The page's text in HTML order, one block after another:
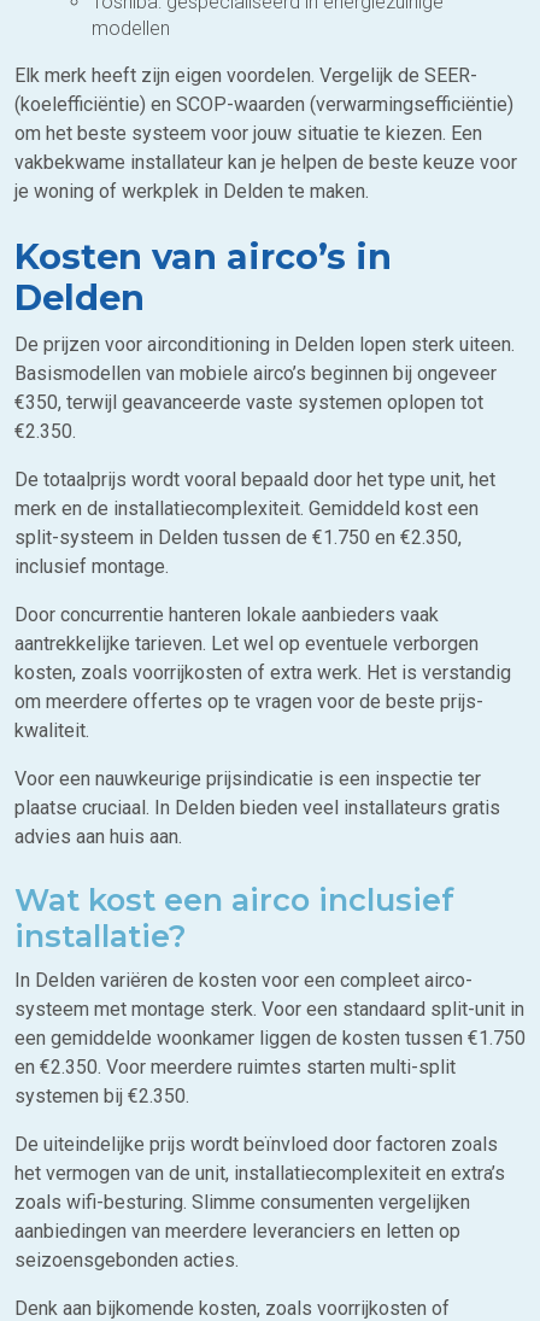
modellen
Elk merk heeft zijn eigen voordelen. Vergelijk de SEER-
(koelefficiëntie) en SCOP-waarden (verwarmingsefficiëntie)
om het beste systeem voor jouw situatie te kiezen. Een
vakbekwame installateur kan je helpen de beste keuze voor
je woning of werkplek in Delden te maken.
Kosten van airco’s in
Delden
De prijzen voor airconditioning in Delden lopen sterk uiteen.
Basismodellen van mobiele airco’s beginnen bij ongeveer
€350, terwijl geavanceerde vaste systemen oplopen tot
€2.350.
De totaalprijs wordt vooral bepaald door het type unit, het
merk en de installatiecomplexiteit. Gemiddeld kost een
split-systeem in Delden tussen de €1.750 en €2.350,
inclusief montage.
Door concurrentie hanteren lokale aanbieders vaak
aantrekkelijke tarieven. Let wel op eventuele verborgen
kosten, zoals voorrijkosten of extra werk. Het is verstandig
om meerdere offertes op te vragen voor de beste prijs-
kwaliteit.
Voor een nauwkeurige prijsindicatie is een inspectie ter
plaatse cruciaal. In Delden bieden veel installateurs gratis
advies aan huis aan.
Wat kost een airco inclusief
installatie?
In Delden variëren de kosten voor een compleet airco-
systeem met montage sterk. Voor een standaard split-unit in
een gemiddelde woonkamer liggen de kosten tussen €1.750
en €2.350. Voor meerdere ruimtes starten multi-split
systemen bij €2.350.
De uiteindelijke prijs wordt beïnvloed door factoren zoals
het vermogen van de unit, installatiecomplexiteit en extra’s
zoals wifi-besturing. Slimme consumenten vergelijken
aanbiedingen van meerdere leveranciers en letten op
seizoensgebonden acties.
Denk aan bijkomende kosten, zoals voorrijkosten of